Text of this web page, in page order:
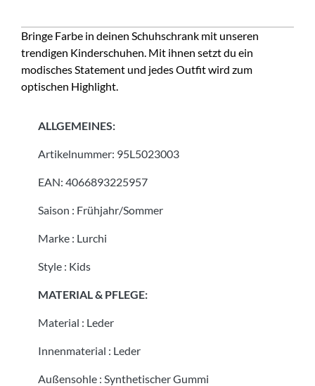
Bringe Farbe in deinen Schuhschrank mit unseren
trendigen Kinderschuhen. Mit ihnen setzt du ein
modisches Statement und jedes Outfit wird zum
optischen Highlight.
ALLGEMEINES:
Artikelnummer: 95L5023003
EAN: 4066893225957
Saison : Frühjahr/Sommer
Marke : Lurchi
Style : Kids
MATERIAL & PFLEGE:
Material : Leder
Innenmaterial : Leder
Außensohle : Synthetischer Gummi